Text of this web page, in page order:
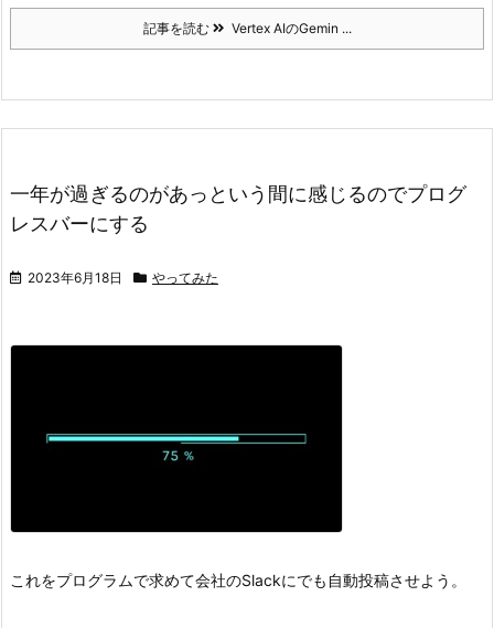
記事を読む Vertex AIのGemin ...
一年が過ぎるのがあっという間に感じるのでプログ
レスバーにする
2023年6月18日 やってみた
これをプログラムで求めて会社のSlackにでも自動投稿させよう。